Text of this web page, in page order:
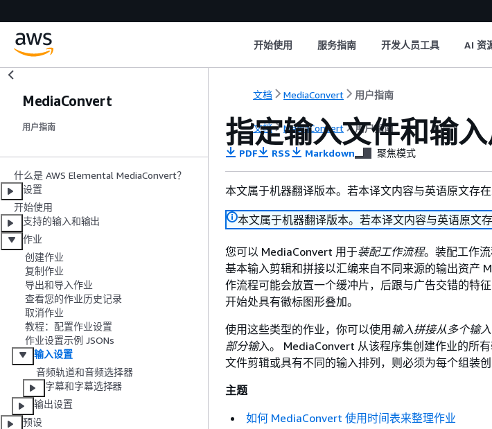
开始使用 服务指南 开发人员工具 AI 资
MediaConvert
用户指南
什么是 AWS Elemental MediaConvert？
设置
开始使用
支持的输入和输出
作业
创建作业
复制作业
导出和导入作业
查看您的作业历史记录
取消作业
教程：配置作业设置
作业设置示例 JSONs
输入设置
音频轨道和音频选择器
字幕和字幕选择器
输出设置
预设
文档 MediaConvert 用户指南
文档 MediaConvert 用户指南
指定输入文件和输
PDF RSS Markdown 聚焦模式
本文属于机器翻译版本。若本译文内容与英语原文存
本文属于机器翻译版本。若本译文内容与英语原文
您可以 MediaConvert 用于装配工作流程。装配工作
基本输入剪辑和拼接以汇编来自不同来源的输出资产
作流程可能会放置一个缓冲片，后跟与广告交错的特
开始处具有徽标图形叠加。
使用这些类型的作业，你可以使用 输入拼接从多个输
部分输入。 MediaConvert 从该程序集创建作业的所
文件剪辑或具有不同的输入排列，则必须为每个组装创
主题
如何 MediaConvert 使用时间表来整理作业